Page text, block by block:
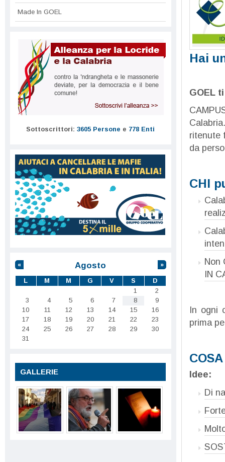
Hai
GOEL
ritenute
da
CHI
Non
IN
In ogni
prima
Idee:
Di
Made In GOEL
Sottoscrittori: 3605 Persone e 778 Enti
Agosto
« »
L M M G V S
D
1
2
3
4 5 6 7 8
9
10
11 12 13 14 15
16
17
18 19 20 21 22
23
24
25 26 27 28 29
30
31
GALLERIE